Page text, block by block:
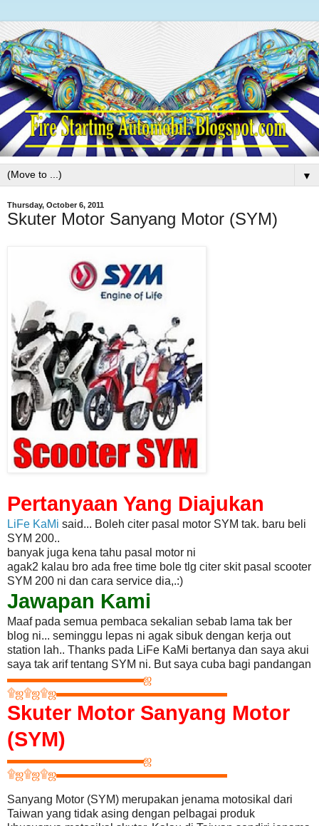
▼
Thursday, October 6, 2011
Skuter Motor Sanyang Motor (SYM)
Pertanyaan Yang Diajukan
LiFe KaMi said... Boleh citer pasal motor SYM tak. baru beli
SYM 200..
banyak juga kena tahu pasal motor ni
agak2 kalau bro ada free time bole tlg citer skit pasal scooter
SYM 200 ni dan cara service dia,.:)
Jawapan Kami
Maaf pada semua pembaca sekalian sebab lama tak ber
blog ni... seminggu lepas ni agak sibuk dengan kerja out
station lah.. Thanks pada LiFe KaMi bertanya dan saya akui
saya tak arif tentang SYM ni. But saya cuba bagi pandangan
▬▬▬▬▬▬▬▬▬▬▬▬ஜ
۩ஜ۩ஜ۩ஜ▬▬▬▬▬▬▬▬▬▬▬▬▬▬▬
Skuter Motor Sanyang Motor
(SYM)
▬▬▬▬▬▬▬▬▬▬▬▬ஜ
۩ஜ۩ஜ۩ஜ▬▬▬▬▬▬▬▬▬▬▬▬▬▬▬
Sanyang Motor (SYM) merupakan jenama motosikal dari
Taiwan yang tidak asing dengan pelbagai produk